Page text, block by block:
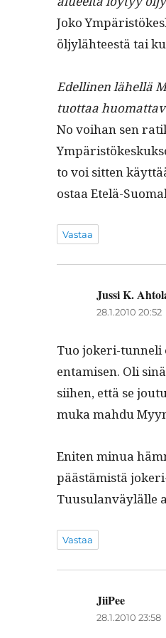
Joko
öljyläh­teestä tai
Edelli­nen lähel­lä
tuot­taa
No voihan sen
to voi sit­ten
ostaa Etelä-
Vastaa
Jussi K.
28.1.2010 20:52
Tuo jok­eri-tun­neli
en­tamisen. Oli
siihen, että se
muka mah­du
Eniten min­ua
päästämistä
Tuusu­lan­väylälle
Vastaa
JiiPee
28.1.2010 23:58